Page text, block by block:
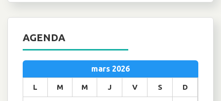
AGENDA
mars 2026
L M M J V S D